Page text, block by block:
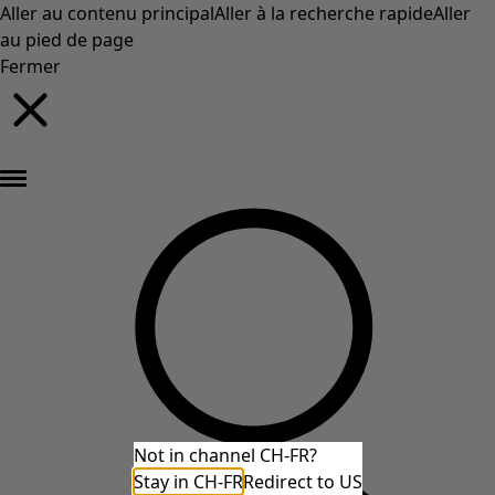
Aller au contenu principalAller à la recherche rapideAller
au pied de page
Fermer
Not in channel CH-FR?
Stay in CH-FRRedirect to US